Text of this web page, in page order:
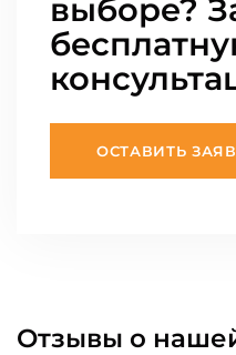
выборе?
ОСТАВИТЬ
Отзывы о